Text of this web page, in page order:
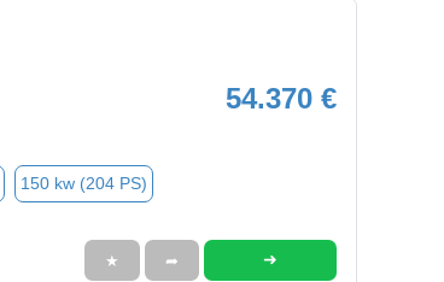
54.370 €
150 kw (204 PS)
★ ➦ ➜